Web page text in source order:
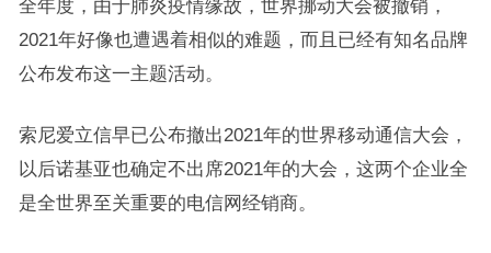
全年度，由于肺炎疫情缘故，世界挪动大会被撤销，
2021年好像也遭遇着相似的难题，而且已经有知名品牌
公布发布这一主题活动。
索尼爱立信早已公布撤出2021年的世界移动通信大会，
以后诺基亚也确定不出席2021年的大会，这两个企业全
是全世界至关重要的电信网经销商。